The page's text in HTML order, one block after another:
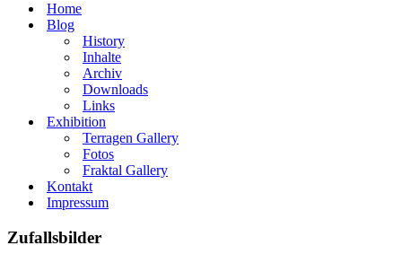
Home
Blog
History
Inhalte
Archiv
Downloads
Links
Exhibition
Terragen Gallery
Fotos
Fraktal Gallery
Kontakt
Impressum
Zufallsbilder